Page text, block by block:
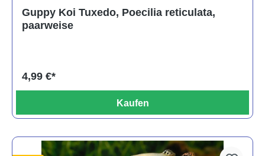
Guppy Koi Tuxedo, Poecilia reticulata,
paarweise
4,99 €*
Kaufen